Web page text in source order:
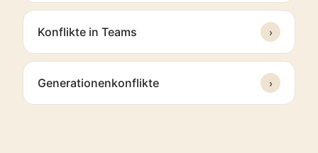
Konflikte in Teams ›
Generationenkonflikte ›